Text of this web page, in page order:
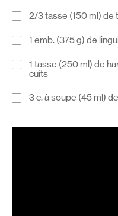
2/3 tasse (150 ml) de
1 emb. (375 g) de
1 tasse (250 ml) de
cuits
3 c. à soupe (45 ml)